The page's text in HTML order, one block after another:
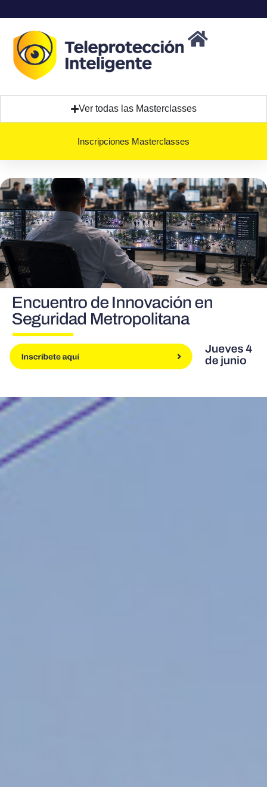
Ver todas las Masterclasses
Inscripciones Masterclasses